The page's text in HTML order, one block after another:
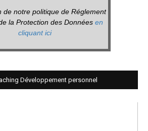
de notre politique de Réglement
la Protection des Données en
cliquant ici
Développement personnel